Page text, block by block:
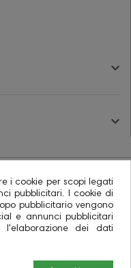


CO.RA. SpA
i cookie per scopi legati
pubblicitari. I cookie di
pubblicitario vengono
e annunci pubblicitari
l'elaborazione dei dati